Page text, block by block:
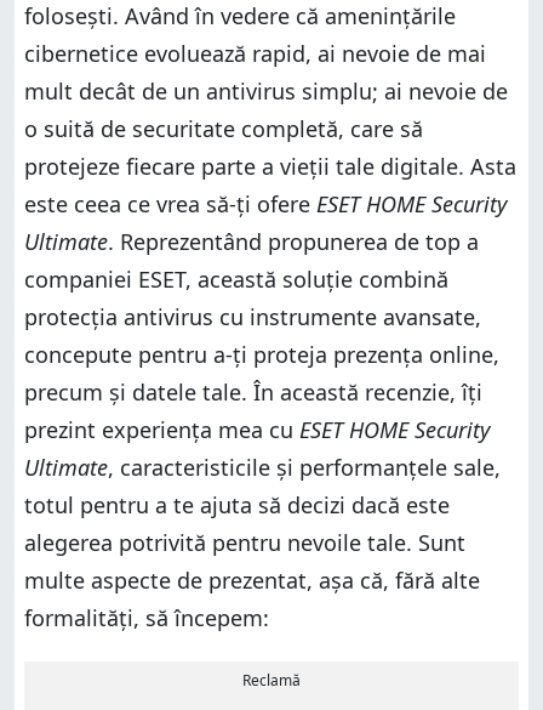
folosești. Având în vedere că amenințările
cibernetice evoluează rapid, ai nevoie de mai
mult decât de un antivirus simplu; ai nevoie de
o suită de securitate completă, care să
protejeze fiecare parte a vieții tale digitale. Asta
este ceea ce vrea să-ți ofere ESET HOME Security
Ultimate. Reprezentând propunerea de top a
companiei ESET, această soluție combină
protecția antivirus cu instrumente avansate,
concepute pentru a-ți proteja prezența online,
precum și datele tale. În această recenzie, îți
prezint experiența mea cu ESET HOME Security
Ultimate, caracteristicile și performanțele sale,
totul pentru a te ajuta să decizi dacă este
alegerea potrivită pentru nevoile tale. Sunt
multe aspecte de prezentat, așa că, fără alte
formalități, să începem:
Reclamă